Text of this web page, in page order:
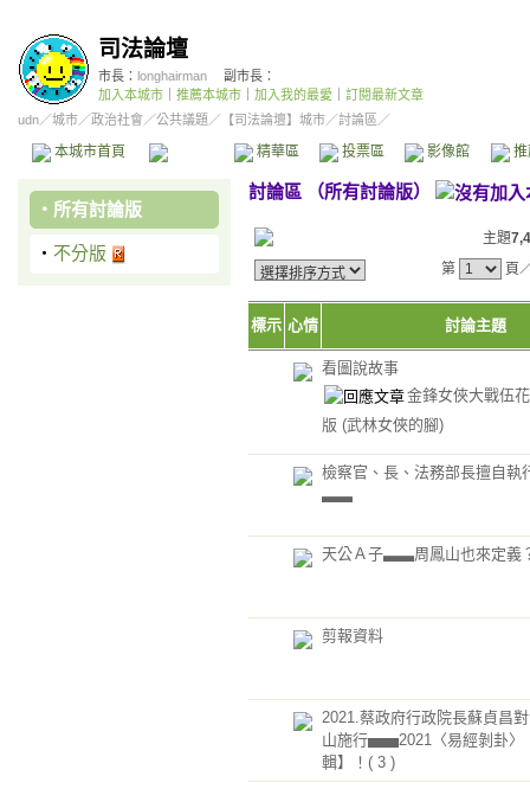
司法論壇
市長： longhairman
副市長：
加入本城市
推薦本城市 加入我的最愛
訂閱最新文章
udn／城市／政治社會 ／公共議題 ／ 【司法論壇】城市／討論區／
本城市首頁 精華區 投票區 影像館
‧ 所有討論版
‧ 不分版
討論區 （所有討論版）
主題
第
頁
標示 心情 討論主題
看圖說故事
金鋒女俠大戰伍
版 (武林女俠的腳)
檢察官、長、法務部長擅自執
▃▃
天公Ａ子▃▃周鳳山也來定義
剪報資料
2021.蔡政府行政院長蘇貞昌
山施行▅▅2021〈易經剝卦〉
輯】！( 3 )